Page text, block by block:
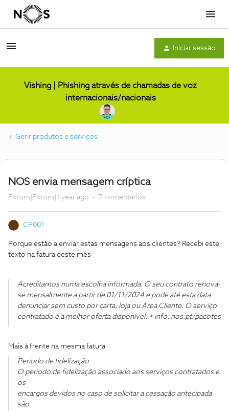
Menu
Iniciar sessão
Vishing | Phishing através de chamadas de voz
internacionais/nacionais
Gerir produtos e serviços
NOS envia mensagem críptica
Forum|Forum|1 year ago 7 comentários
CP001
Porque estão a enviar estas mensagens aos clientes? Recebi este
texto na fatura deste mês
Acreditamos numa escolha informada. O seu contrato renova-
se mensalmente a partir de 01/11/2024 e pode até esta data
denunciar sem custo por carta, loja ou Área Cliente. O serviço
contratado é a melhor oferta disponível. + info: nos.pt/pacotes
Mais à frente na mesma fatura
Período de fidelização
O período de fidelização associado aos serviços contratados e
os
encargos devidos no caso de solicitar a cessação antecipada
são